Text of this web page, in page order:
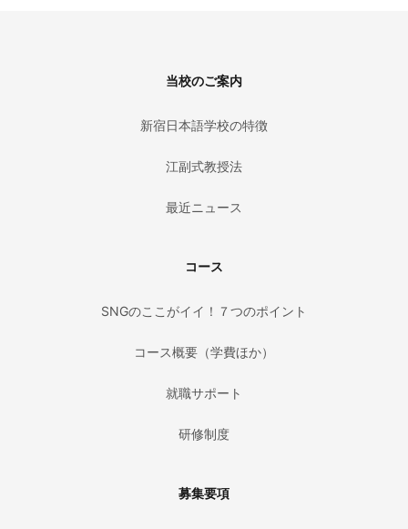
当校のご案内
新宿日本語学校の特徴
江副式教授法
最近ニュース
コース
SNGのここがイイ！７つのポイント
コース概要（学費ほか）
就職サポート
研修制度
募集要項